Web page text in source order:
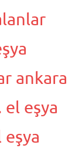
ankara
el eşya
eşya